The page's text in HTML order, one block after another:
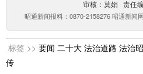
审核：莫娟 责任
昭通新闻报料：0870-2158276 昭通新闻
标签 >> 要闻 二十大 法治道路 法治
传